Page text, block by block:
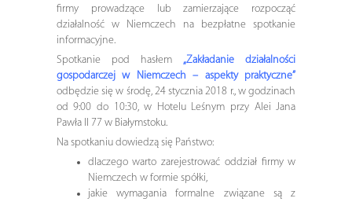
firmy prowadzące lub zamierzające rozpocząć
działalność w Niemczech na bezpłatne spotkanie
informacyjne.
Spotkanie pod hasłem„Zakładanie działalności
gospodarczej w Niemczech – aspekty praktyczne”
odbędzie się w środę, 24 stycznia 2018 r., w godzinach
od 9:00 do 10:30, w Hotelu Leśnym przy Alei Jana
Pawła II 77 w Białymstoku.
Na spotkaniu dowiedzą się Państwo:
dlaczego warto zarejestrować oddział firmy w
Niemczech w formie spółki,
jakie wymagania formalne związane są z